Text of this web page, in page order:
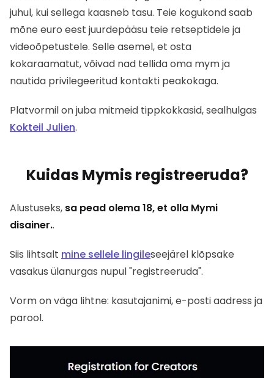
juhul, kui sellega kaasneb tasu. Teie kogukond saab
mõne euro eest juurdepääsu teie retseptidele ja
videoõpetustele. Selle asemel, et osta
kokaraamatut, võivad nad tellida oma mymja
nautida privilegeeritud kontakti peakokaga.
Platvormil on juba mitmeid tippkokkasid, sealhulgas
Kokteil Julien.
Kuidas Mymis registreeruda?
Alustuseks, sa pead olema 18, et olla Mymi
disainer..
Siis lihtsalt mine sellele lingileseejärel klõpsake
vasakus ülanurgas nupul "registreeruda".
Vorm on väga lihtne: kasutajanimi, e-posti aadress ja
parool.